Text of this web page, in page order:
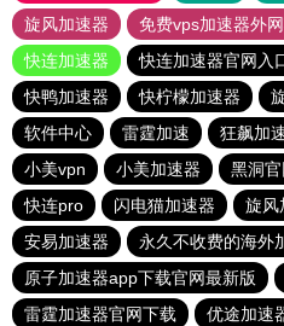
旋风加速器
免费vps加速器外
快连加速器
快连加速器官网入
快鸭加速器
快柠檬加速器
软件中心
雷霆加速 狂飙加
小美vpn
小美加速器 黑洞官
快连pro
闪电猫加速器 旋风
安易加速器
永久不收费的海外
原子加速器app下载官网最新版
雷霆加速器官网下载
优途加速